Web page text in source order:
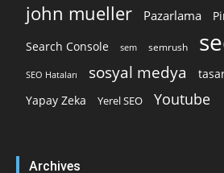
john mueller Pazarlama
Search Console sem semrush
SEO Hataları sosyal medya
Yapay Zeka Yerel SEO Youtube
Archives